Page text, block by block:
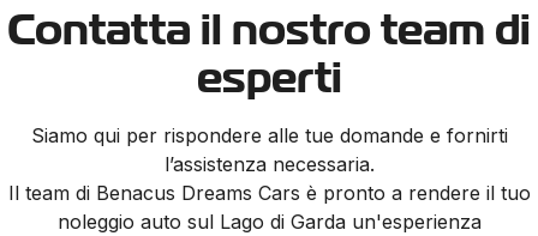
Contatta il nostro team di
esperti
Siamo qui per rispondere alle tue domande e fornirti
l’assistenza necessaria.
Il team di Benacus Dreams Cars è pronto a rendere il tuo
noleggio auto sul Lago di Garda un'esperienza